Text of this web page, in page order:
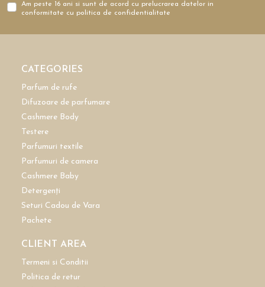
Am peste 16 ani si sunt de acord cu prelucrarea datelor in
conformitate cu politica de confidentialitate
CATEGORIES
Parfum de rufe
Difuzoare de parfumare
Cashmere Body
Testere
Parfumuri textile
Parfumuri de camera
Cashmere Baby
Detergenți
Seturi Cadou de Vara
Pachete
CLIENT AREA
Termeni si Conditii
Politica de retur